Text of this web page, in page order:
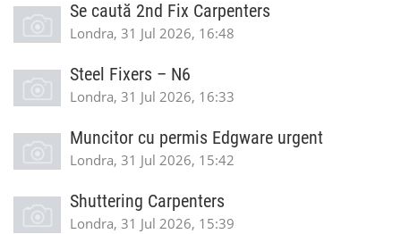
Se caută 2nd Fix Carpenters
Londra, 31 Jul 2026, 16:48
Steel Fixers – N6
Londra, 31 Jul 2026, 16:33
Muncitor cu permis Edgware urgent
Londra, 31 Jul 2026, 15:42
Shuttering Carpenters
Londra, 31 Jul 2026, 15:39